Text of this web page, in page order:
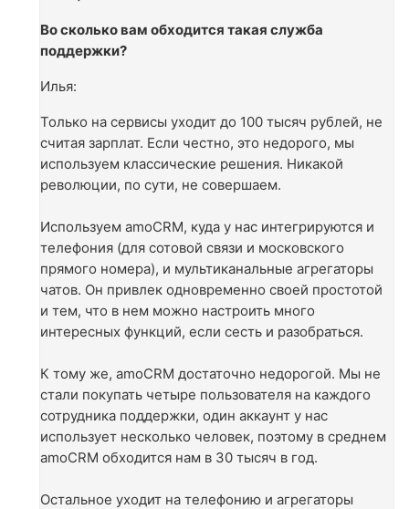
Во сколько вам обходится такая служба
поддержки?
Илья:
Только на сервисы уходит до 100 тысяч рублей, не
считая зарплат. Если честно, это недорого, мы
используем классические решения. Никакой
революции, по сути, не совершаем.
Используем amoCRM, куда у нас интегрируются и
телефония (для сотовой связи и московского
прямого номера), и мультиканальные агрегаторы
чатов. Он привлек одновременно своей простотой
и тем, что в нем можно настроить много
интересных функций, если сесть и разобраться.
К тому же, amoCRM достаточно недорогой. Мы не
стали покупать четыре пользователя на каждого
сотрудника поддержки, один аккаунт у нас
использует несколько человек, поэтому в среднем
amoCRM обходится нам в 30 тысяч в год.
Остальное уходит на телефонию и агрегаторы